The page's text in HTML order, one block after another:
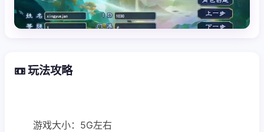
📼 玩法攻略
游戏大小：5G左右